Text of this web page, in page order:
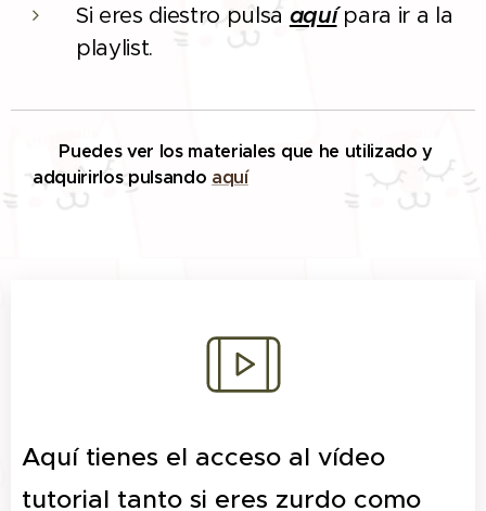
Si eres diestro pulsa aquí para ir a la
playlist.
Puedes ver los materiales que he utilizado y
adquirirlos pulsando aquí
Aquí tienes el acceso al vídeo
tutorial tanto si eres zurdo como